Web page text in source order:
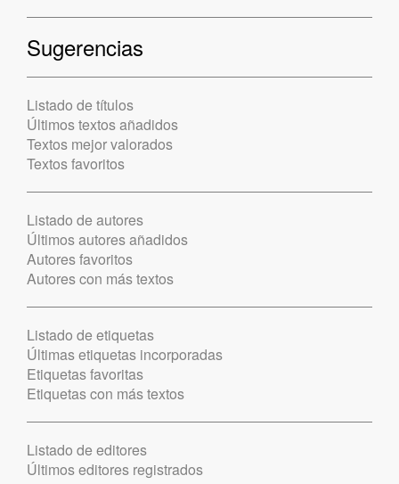
Sugerencias
Listado de títulos
Últimos textos añadidos
Textos mejor valorados
Textos favoritos
Listado de autores
Últimos autores añadidos
Autores favoritos
Autores con más textos
Listado de etiquetas
Últimas etiquetas incorporadas
Etiquetas favoritas
Etiquetas con más textos
Listado de editores
Últimos editores registrados